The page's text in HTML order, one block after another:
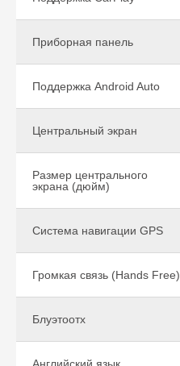
Приборная панель
Поддержка Android Auto
Центральный экран
Размер центрального
экрана (дюйм)
Система навигации GPS
Громкая связь (Hands Free)
Блуэтоотх
Английский язык